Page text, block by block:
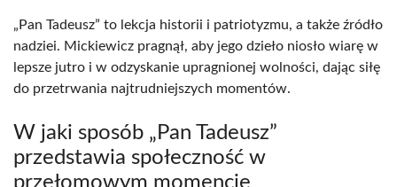
„Pan Tadeusz” to lekcja historii i patriotyzmu, a także źródło
nadziei. Mickiewicz pragnął, aby jego dzieło niosło wiarę w
lepsze jutro i w odzyskanie upragnionej wolności, dając siłę
do przetrwania najtrudniejszych momentów.
W jaki sposób „Pan Tadeusz”
przedstawia społeczność w
przełomowym momencie